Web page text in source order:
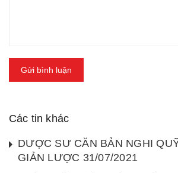
Gửi bình luận
Các tin khác
DƯỢC SƯ CĂN BẢN NGHI
GIẢN LƯỢC 31/07/2021